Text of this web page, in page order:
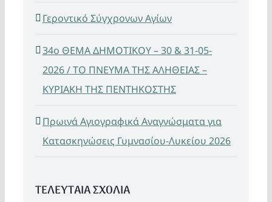
Γεροντικό Σύγχρονων Αγίων
34ο ΘΕΜΑ ΔΗΜΟΤΙΚΟΥ – 30 & 31-05-
2026 / ΤΟ ΠΝΕΥΜΑ ΤΗΣ ΑΛΗΘΕΙΑΣ –
ΚΥΡΙΑΚΗ ΤΗΣ ΠΕΝΤΗΚΟΣΤΗΣ
Πρωινά Αγιογραφικά Αναγνώσματα για
Κατασκηνώσεις Γυμνασίου-Λυκείου 2026
ΤΕΛΕΥΤΑΙΑ ΣΧΟΛΙΑ